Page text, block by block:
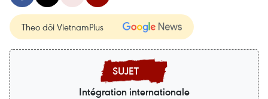
Theo dõi VietnamPlus
Intégration internationale